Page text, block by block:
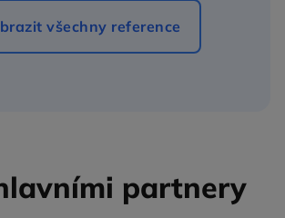
všechny reference
partnery